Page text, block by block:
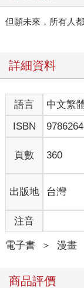
但願未來，所有人
詳細資料
語言 中文繁
ISBN
頁數 360
出版地 台灣
注音
電子書 ＞ 漫畫
商品評價